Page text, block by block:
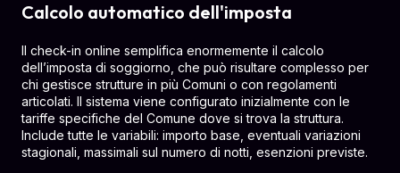
Calcolo automatico dell'imposta
Il check-in online semplifica enormemente il calcolo
dell’imposta di soggiorno, che può risultare complesso per
chi gestisce strutture in più Comuni o con regolamenti
articolati. Il sistema viene configurato inizialmente con le
tariffe specifiche del Comune dove si trova la struttura.
Include tutte le variabili: importo base, eventuali variazioni
stagionali, massimali sul numero di notti, esenzioni previste.